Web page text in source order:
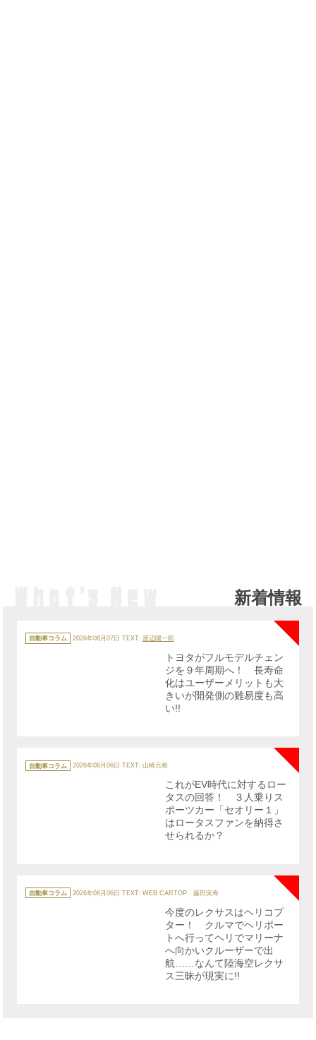
新着情報
カ
テ
ゴ
自動車コラム 2026年08月07日 TEXT: 渡辺陽一郎
NEW
トヨタがフルモデルチェン
ジを９年周期へ！ 長寿命
化はユーザーメリットも大
きいが開発側の難易度も高
い!!
テ
ゴ
自動車コラム 2026年08月06日 TEXT: 山崎元裕
これがEV時代に対するロー
タスの回答！ ３人乗りス
ポーツカー「セオリー１」
はロータスファンを納得さ
せられるか？
テ
ゴ
自動車コラム 2026年08月06日 TEXT: WEB CARTOP 藤田実寿
今度のレクサスはヘリコプ
ター！ クルマでヘリポー
トへ行ってヘリでマリーナ
へ向かいクルーザーで出
航……なんて陸海空レクサ
ス三昧が現実に!!